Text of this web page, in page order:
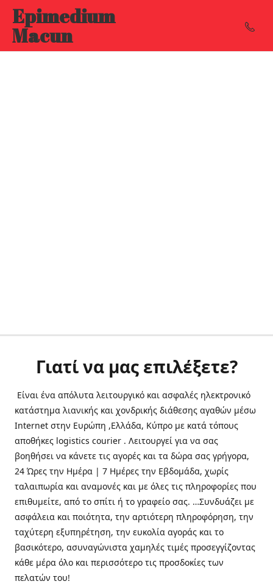
Epimedium
Macun
Γιατί να μας επιλέξετε?
Είναι ένα απόλυτα λειτουργικό και ασφαλές ηλεκτρονικό
κατάστημα λιανικής και χονδρικής διάθεσης αγαθών μέσω
Internet στην Ευρώπη ,Ελλάδα, Κύπρο με κατά τόπους
αποθήκες logistics courier . Λειτουργεί για να σας
βοηθήσει να κάνετε τις αγορές και τα δώρα σας γρήγορα,
24 Ώρες την Ημέρα | 7 Ημέρες την Εβδομάδα, χωρίς
ταλαιπωρία και αναμονές και με όλες τις πληροφορίες που
επιθυμείτε, από το σπίτι ή το γραφείο σας. …Συνδυάζει με
ασφάλεια και ποιότητα, την αρτιότερη πληροφόρηση, την
ταχύτερη εξυπηρέτηση, την ευκολία αγοράς και το
βασικότερο, ασυναγώνιστα χαμηλές τιμές προσεγγίζοντας
κάθε μέρα όλο και περισσότερο τις προσδοκίες των
πελατών του!